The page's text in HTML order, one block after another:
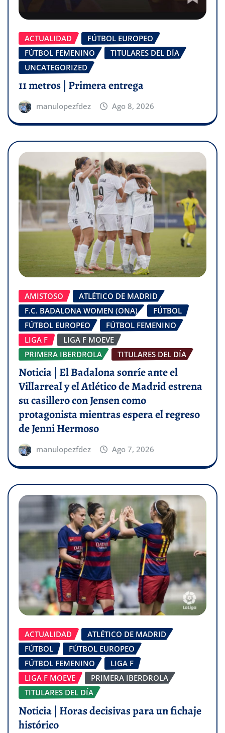
ACTUALIDAD
FÚTBOL EUROPEO
FÚTBOL FEMENINO
TITULARES DEL DÍA
UNCATEGORIZED
11 metros | Primera entrega
manulopezfdez Ago 8, 2026
AMISTOSO
ATLÉTICO DE MADRID
F.C. BADALONA WOMEN (ONA)
FÚTBOL
FÚTBOL EUROPEO
FÚTBOL FEMENINO
LIGA F
LIGA F MOEVE
PRIMERA IBERDROLA
TITULARES DEL DÍA
Noticia | El Badalona sonríe ante el
Villarreal y el Atlético de Madrid estrena
su casillero con Jensen como
protagonista mientras espera el regreso
de Jenni Hermoso
manulopezfdez Ago 7, 2026
ACTUALIDAD
ATLÉTICO DE MADRID
FÚTBOL
FÚTBOL EUROPEO
FÚTBOL FEMENINO
LIGA F
LIGA F MOEVE
PRIMERA IBERDROLA
TITULARES DEL DÍA
Noticia | Horas decisivas para un fichaje
histórico